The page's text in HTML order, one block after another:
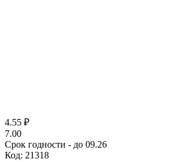
4.55 ₽
7.00
Срок годности - до 09.26
Код: 21318